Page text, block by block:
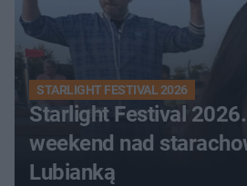
STARLIGHT FESTIVAL 2026
Starlight Festival
weekend nad
Lubianką